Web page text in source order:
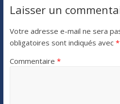
Laisser un
Votre adresse e-mail ne sera
obligatoires sont indiqués avec *
Commentaire *